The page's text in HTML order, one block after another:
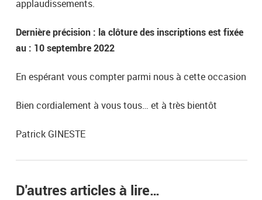
applaudissements.
Dernière précision : la clôture des inscriptions est fixée
au : 10 septembre 2022
En espérant vous compter parmi nous à cette occasion
Bien cordialement à vous tous… et à très bientôt
Patrick GINESTE
D'autres articles à lire…